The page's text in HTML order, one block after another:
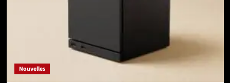
Nouvelles